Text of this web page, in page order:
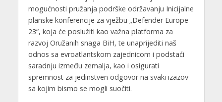
mogućnosti pružanja podrške održavanju Inicijalne
planske konferencije za vježbu „Defender Europe
23“, koja će poslužiti kao važna platforma za
razvoj Oružanih snaga BiH, te unaprijediti naš
odnos sa evroatlantskom zajednicom i podstaći
saradnju između zemalja, kao i osigurati
spremnost za jedinstven odgovor na svaki izazov
sa kojim bismo se mogli suočiti.